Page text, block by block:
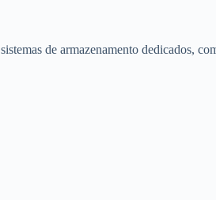
de armazenamento dedicados,